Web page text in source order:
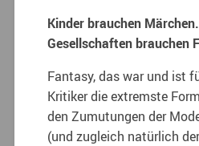
Kinder brauchen
Gesellschaften brauchen
Fantasy, das war und ist
Kritiker die extremste
den Zumutungen der
(und zugleich natürlich